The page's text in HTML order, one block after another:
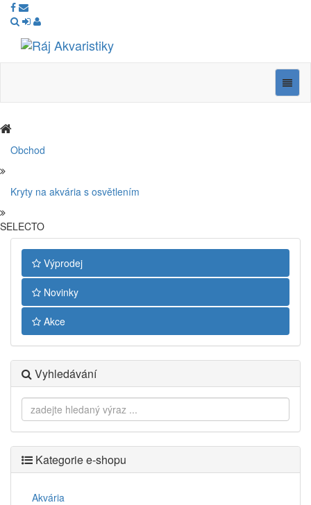
Ráj
Obchod
Kryty na akvária s osvětlením
SELECTO
Výprodej
Novinky
Akce
Vyhledávání
Kategorie e-shopu
Akvária